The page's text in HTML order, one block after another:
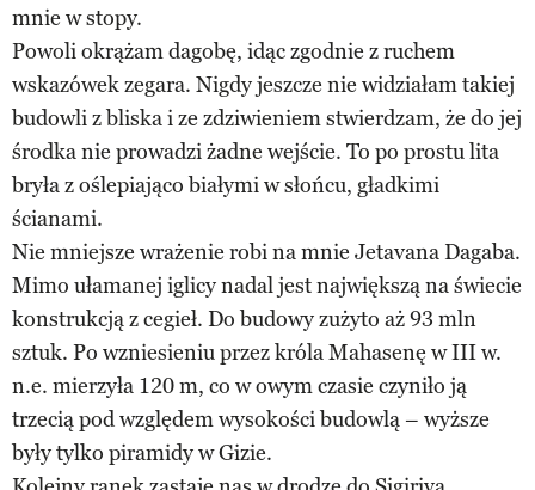
mnie w stopy.
Powoli okrążam dagobę, idąc zgodnie z ruchem
wskazówek zegara. Nigdy jeszcze nie widziałam takiej
budowli z bliska i ze zdziwieniem stwierdzam, że do jej
środka nie prowadzi żadne wejście. To po prostu lita
bryła z oślepiająco białymi w słońcu, gładkimi
ścianami.
Nie mniejsze wrażenie robi na mnie Jetavana Dagaba.
Mimo ułamanej iglicy nadal jest największą na świecie
konstrukcją z cegieł. Do budowy zużyto aż 93 mln
sztuk. Po wzniesieniu przez króla Mahasenę w III w.
n.e. mierzyła 120 m, co w owym czasie czyniło ją
trzecią pod względem wysokości budowlą – wyższe
były tylko piramidy w Gizie.